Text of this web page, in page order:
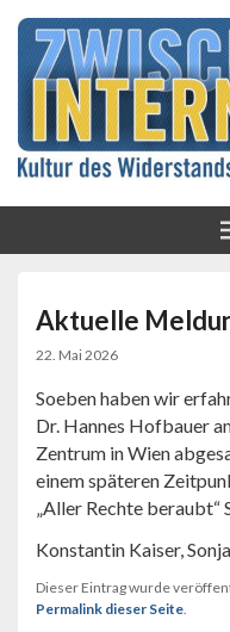
Aktuelle
22. Mai 2026
Soeben haben wir
Dr. Hannes Hofbauer
Zentrum in Wien
einem späteren
„Aller Rechte beraubt“
Konstantin Kaiser,
Dieser Eintrag wurde
Permalink dieser Seite.